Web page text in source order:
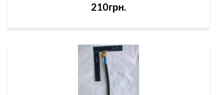
210грн.